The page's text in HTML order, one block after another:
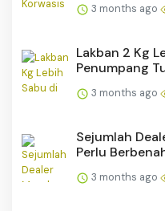
3 months ago
Lakban 2 Kg
Penumpang
3 months ago
Sejumlah
Perlu
3 months ago